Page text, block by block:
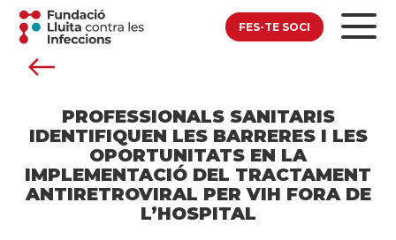
FES-TE SOCI
PROFESSIONALS SANITARIS
IDENTIFIQUEN LES BARRERES I LES
OPORTUNITATS EN LA
IMPLEMENTACIÓ DEL TRACTAMENT
ANTIRETROVIRAL PER VIH FORA DE
L’HOSPITAL